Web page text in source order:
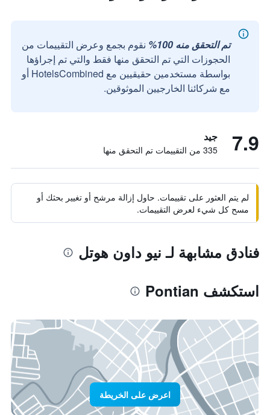
تم التحقق منه 100%
نقوم بجمع وعرض التقييمات من
الحجوزات التي تم التحقق منها فقط والتي تم إجراؤها
بواسطة مستخدمين حقيقيين مع HotelsCombined أو
مع شركائنا الخارجيين الموثوقين.
7.9 جيد
335 من التقييمات تم التحقق منها
لم يتم العثور على تقييمات. حاول إزالة مرشح أو تغيير بحثك أو
مسح كل شيء لعرض التقييمات.
فنادق مشابهة لـ نيو داون هوتل
استكشف Pontian
اعرض على الخريطة